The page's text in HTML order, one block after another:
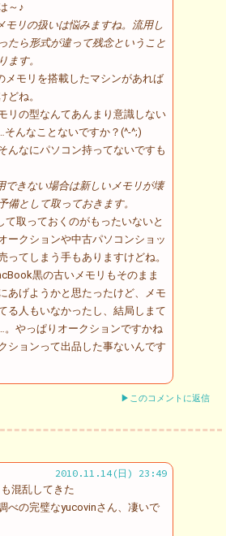
～♪
モリの扱いは悩みますね。流用し
たら形式が違って残念ということ
ます。
メモリを搭載したマシンがあれば
どね。
リの型なんてあんまり意識しない
そんなことないですか？(^-^;)
んなにパソコン持ってないですも
できない場合は新しいメモリが壊
備として取っておきます。
て取っておくのがもったいないと
ークションや中古パソコンショッ
ってしまう手もありますけどね。
黒の古いメモリもそのまま
あげようかと思たったけど、メモ
る人もいなかったし、結局しまて
。やっぱりオークションですかね
ションって出品した事ないんです
▶このコメントに返信
2010.11.14(日) 23:49
混乱してきた
べの完璧なyucovinさん、凄いで